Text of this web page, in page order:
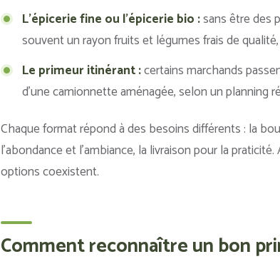
L’épicerie fine ou l’épicerie bio :sans être des
souvent un rayon fruits et légumes frais de
Le primeur itinérant :certains marchands
d’une camionnette aménagée, selon un planning
Chaque format répond à des besoins différents : la
l’abondance et l’ambiance, la livraison pour la
options coexistent.
Comment reconnaître un bon